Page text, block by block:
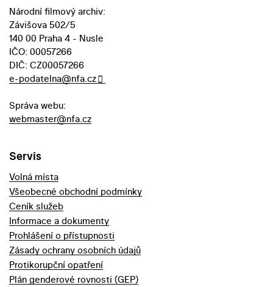
Národní filmový archiv:
Závišova 502/5
140 00 Praha 4 - Nusle
IČO: 00057266
DIČ: CZ00057266
e-podatelna@nfa.cz
Správa webu:
webmaster@nfa.cz
Servis
Volná místa
Všeobecné obchodní podmínky
Ceník služeb
Informace a dokumenty
Prohlášení o přístupnosti
Zásady ochrany osobních údajů
Protikorupční opatření
Plán genderové rovnosti (GEP)